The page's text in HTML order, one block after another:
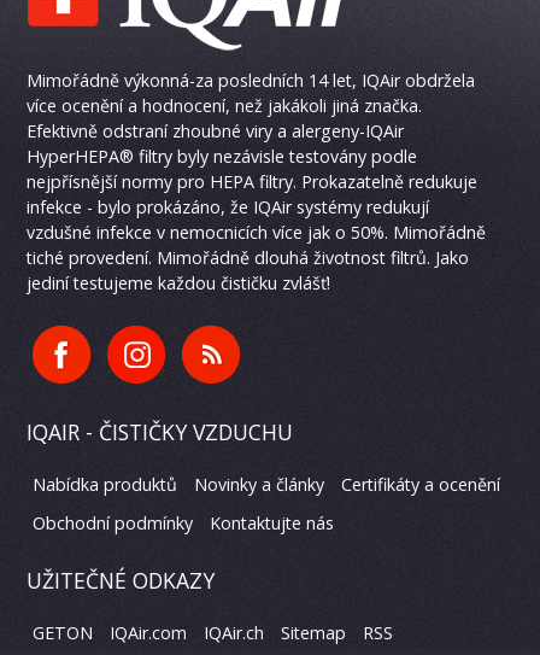
Mimořádně výkonná-za posledních 14 let, IQAir obdržela
více ocenění a hodnocení, než jakákoli jiná značka.
Efektivně odstraní zhoubné viry a alergeny-IQAir
HyperHEPA® filtry byly nezávisle testovány podle
nejpřísnější normy pro HEPA filtry. Prokazatelně redukuje
infekce - bylo prokázáno, že IQAir systémy redukují
vzdušné infekce v nemocnicích více jak o 50%. Mimořádně
tiché provedení. Mimořádně dlouhá životnost filtrů. Jako
jediní testujeme každou čističku zvlášť!
IQAIR - ČISTIČKY VZDUCHU
Nabídka produktů Novinky a články
Certifikáty a ocenění
Obchodní podmínky
Kontaktujte nás
UŽITEČNÉ ODKAZY
GETON IQAir.com IQAir.ch Sitemap RSS